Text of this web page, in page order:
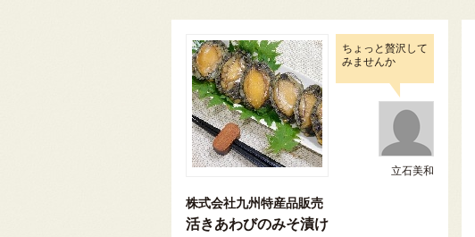
ちょっと贅沢して
みませんか
立石美和
株式会社九州特産品販売
活きあわびのみそ漬け